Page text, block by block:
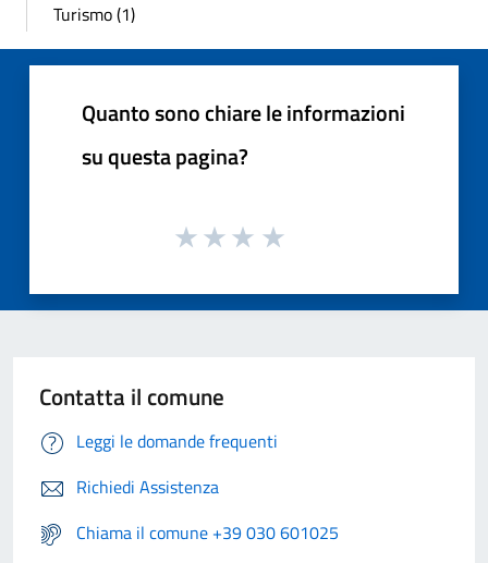
Turismo (1)
Quanto sono chiare le informazioni
su questa pagina?
Contatta il comune
Leggi le domande frequenti
Richiedi Assistenza
Chiama il comune +39 030 601025